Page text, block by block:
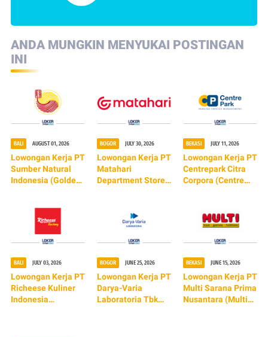
ANDA MUNGKIN MENYUKAI POSTINGAN
INI
BALI AUGUST 01, 2026
Lowongan Kerja PT
Sumber Natural
Indonesia (Golden
BOGOR JULY 30, 2026
Lowongan Kerja PT
Matahari
Department Store
BEKASI JULY 11, 2026
Lowongan Kerja PT
Centrepark Citra
Corpora (Centre
BALI JULY 03, 2026
Lowongan Kerja PT
Richeese Kuliner
Indonesia
BOGOR JUNE 25, 2026
Lowongan Kerja PT
Darya-Varia
Laboratoria Tbk
BEKASI JUNE 15, 2026
Lowongan Kerja PT
Multi Sarana Prima
Nusantara (Multi